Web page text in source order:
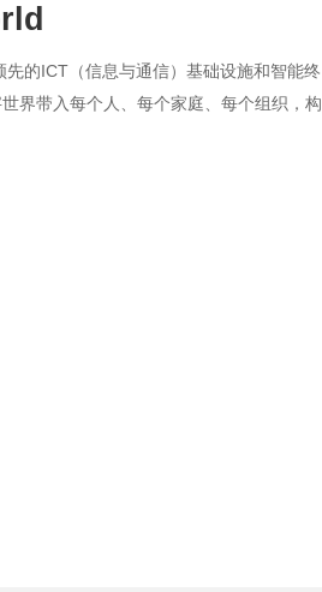
的ICT（信息与通信）基础设施和智能终
界带入每个人、每个家庭、每个组织，构